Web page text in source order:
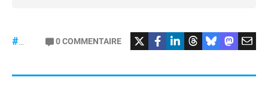
#banque #Revolut
0COMMENTAIRE